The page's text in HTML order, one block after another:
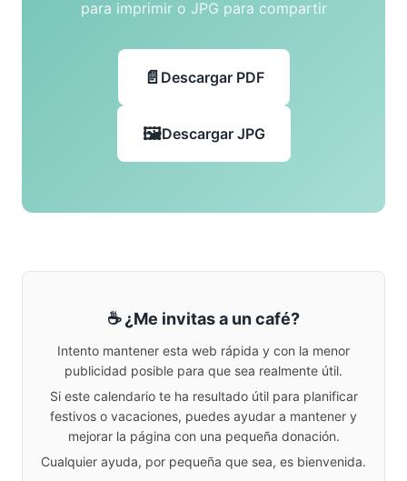
para imprimir o JPG para compartir
Descargar PDF
Descargar JPG
☕ ¿Me invitas a un café?
Intento mantener esta web rápida y con la menor
publicidad posible para que sea realmente útil.
Si este calendario te ha resultado útil para planificar
festivos o vacaciones, puedes ayudar a mantener y
mejorar la página con una pequeña donación.
Cualquier ayuda, por pequeña que sea, es bienvenida.